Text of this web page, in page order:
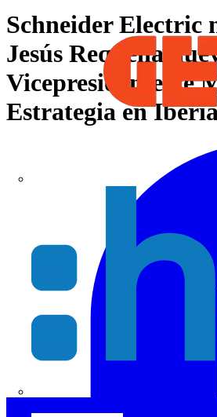
Schneider Electric
Jesús Requena
Vicepresidente de
Estrategia en Iberia